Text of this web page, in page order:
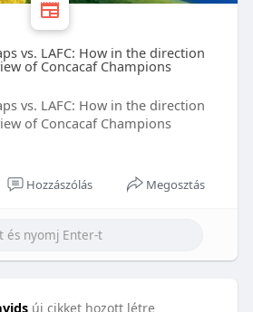
vs. LAFC: How in the direction
of Concacaf Champions
vs. LAFC: How in the direction
of Concacaf Champions
Hozzászólás Megosztás
új cikket hozott létre